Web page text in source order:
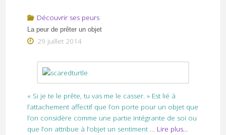
Découvrir ses peurs
La peur de prêter un objet
29 juillet 2014
« Si je te le prête, tu vas me le casser. » Est lié à
l’attachement affectif que l’on porte pour un objet que
l’on considère comme une partie intégrante de soi ou
que l’on attribue à l’objet un sentiment … Lire plus...